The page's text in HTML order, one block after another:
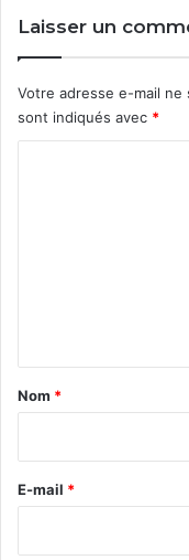
Laisser un
Votre adresse e-mail ne
sont indiqués avec *
a
e
Nom *
E-mail *